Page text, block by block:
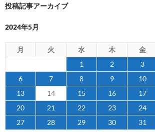
投稿記事アーカイブ
2024年5月
月 火 水 木 金
1
2 3
6
7 8 9 10
13
14 15 16 17
20
21 22 23 24
27
28 29 30
31